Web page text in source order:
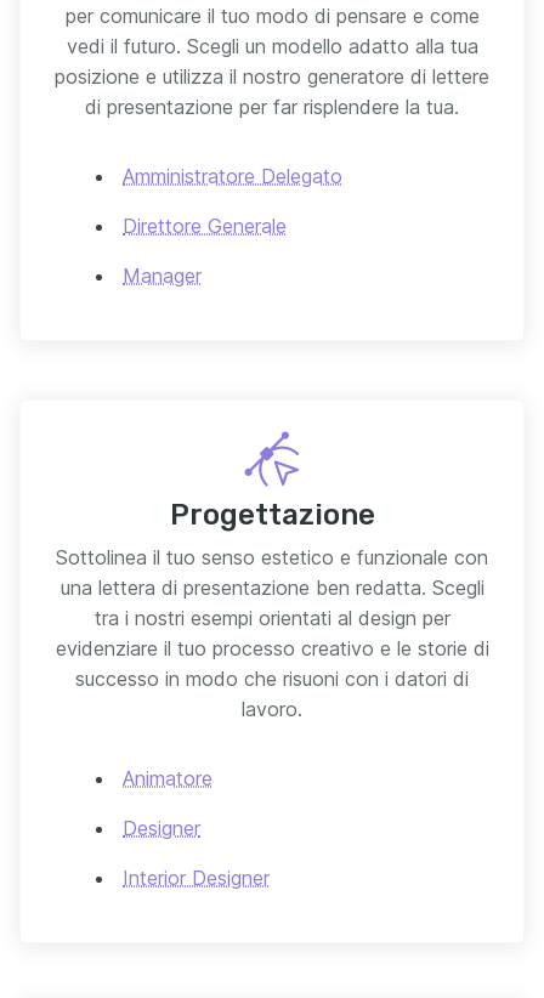
per comunicare il tuo modo di pensare e come
vedi il futuro. Scegli un modello adatto alla tua
posizione e utilizza il nostro generatore di lettere
di presentazione per far risplendere la tua.
Amministratore Delegato
Direttore Generale
Manager
Progettazione
Sottolinea il tuo senso estetico e funzionale con
una lettera di presentazione ben redatta. Scegli
tra i nostri esempi orientati al design per
evidenziare il tuo processo creativo e le storie di
successo in modo che risuoni con i datori di
lavoro.
Animatore
Designer
Interior Designer